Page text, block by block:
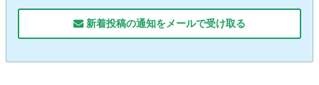
新着投稿の通知をメールで受け取る